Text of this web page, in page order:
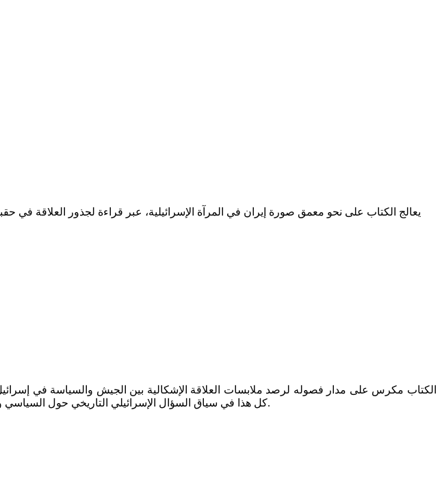
يعالج الكتاب على نحو معمق صورة إيران في المرآة الإسرائيلية، عبر قراءة لجذور العلاقة في
الكتاب مكرس على مدار فصوله لرصد ملابسات العلاقة الإشكالية بين الجيش والسياسة في
كل هذا في سياق السؤال الإسرائيلي التاريخي حول السياسي والعسكري والعلاقة بينهما وتجلياتها في الحراك السياسي الداخلي، أولاً، والمتعلق بالصراع الشرق أوسطي ثانياً.